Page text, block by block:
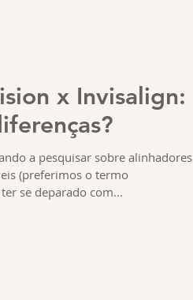
x Invisalign:
a pesquisar sobre alinhadores
(preferimos o termo
se deparado com...